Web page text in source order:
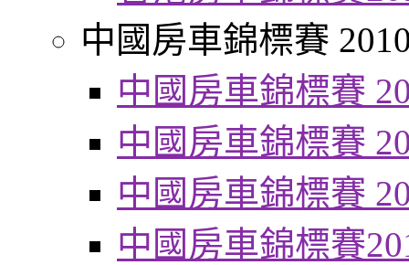
中國房車錦標賽
中國房車錦標賽
中國房車錦標賽
中國房車錦標賽
中國房車錦標賽